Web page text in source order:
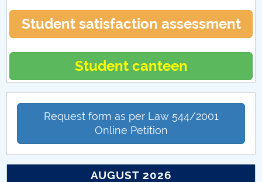
Student satisfaction assessment
Student canteen
Request form as per Law 544/2001
Online Petition
AUGUST 2026